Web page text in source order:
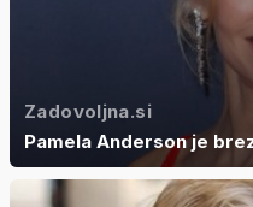
Zadovoljna.si
Pamela Anderson je